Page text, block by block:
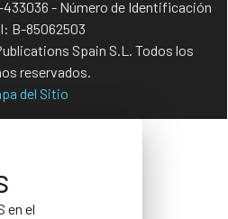
433036 - Número de Identificación
B-85062503
Spain S.L. Todos los
reservados.
del Sitio
en el